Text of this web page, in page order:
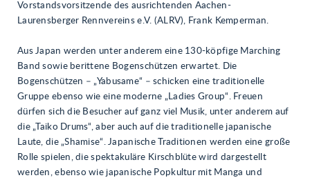
Vorstandsvorsitzende des ausrichtenden Aachen-
Laurensberger Rennvereins e.V. (ALRV), Frank Kemperman.
Aus Japan werden unter anderem eine 130-köpfige Marching
Band sowie berittene Bogenschützen erwartet. Die
Bogenschützen – „Yabusame“ – schicken eine traditionelle
Gruppe ebenso wie eine moderne „Ladies Group“. Freuen
dürfen sich die Besucher auf ganz viel Musik, unter anderem auf
die „Taiko Drums“, aber auch auf die traditionelle japanische
Laute, die „Shamise“. Japanische Traditionen werden eine große
Rolle spielen, die spektakuläre Kirschblüte wird dargestellt
werden, ebenso wie japanische Popkultur mit Manga und